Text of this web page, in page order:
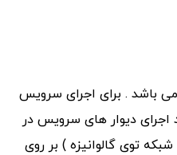
باشد . برای اجرای سرویس
دیوار های سرویس در
توی گالوانیزه ) بر روی